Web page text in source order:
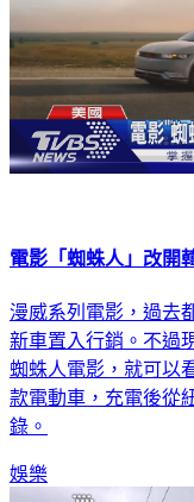
電影「蜘蛛人」改
漫威系列電影，過去
新車置入行銷。不過
蜘蛛人電影，就可以
款電動車，充電後從
錄。
娛樂